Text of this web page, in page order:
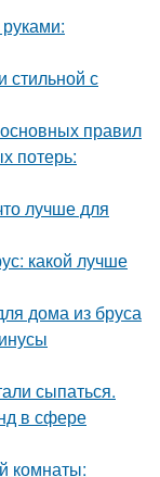
стильной с
правил
потерь:
лучше для
какой лучше
дома из бруса
сыпаться.
в сфере
комнаты: